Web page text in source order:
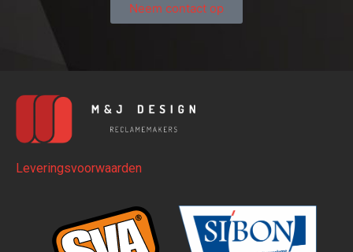
Neem contact op
Leveringsvoorwaarden